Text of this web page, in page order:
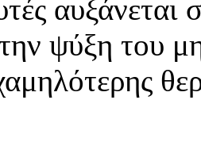
ψύξη του